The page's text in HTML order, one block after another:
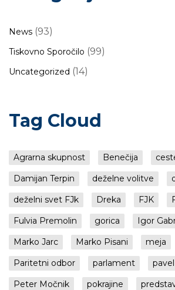
News (93)
Tiskovno Sporočilo (99)
Uncategorized (14)
Tag Cloud
Agrarna skupnost Benečija
Damijan Terpin
deželne volitve
deželni svet FJk
Dreka FJK
Fulvia Premolin
gorica
Igor
Marko Jarc
Marko Pisani
meja
Paritetni odbor
parlament
Peter Močnik
pokrajine